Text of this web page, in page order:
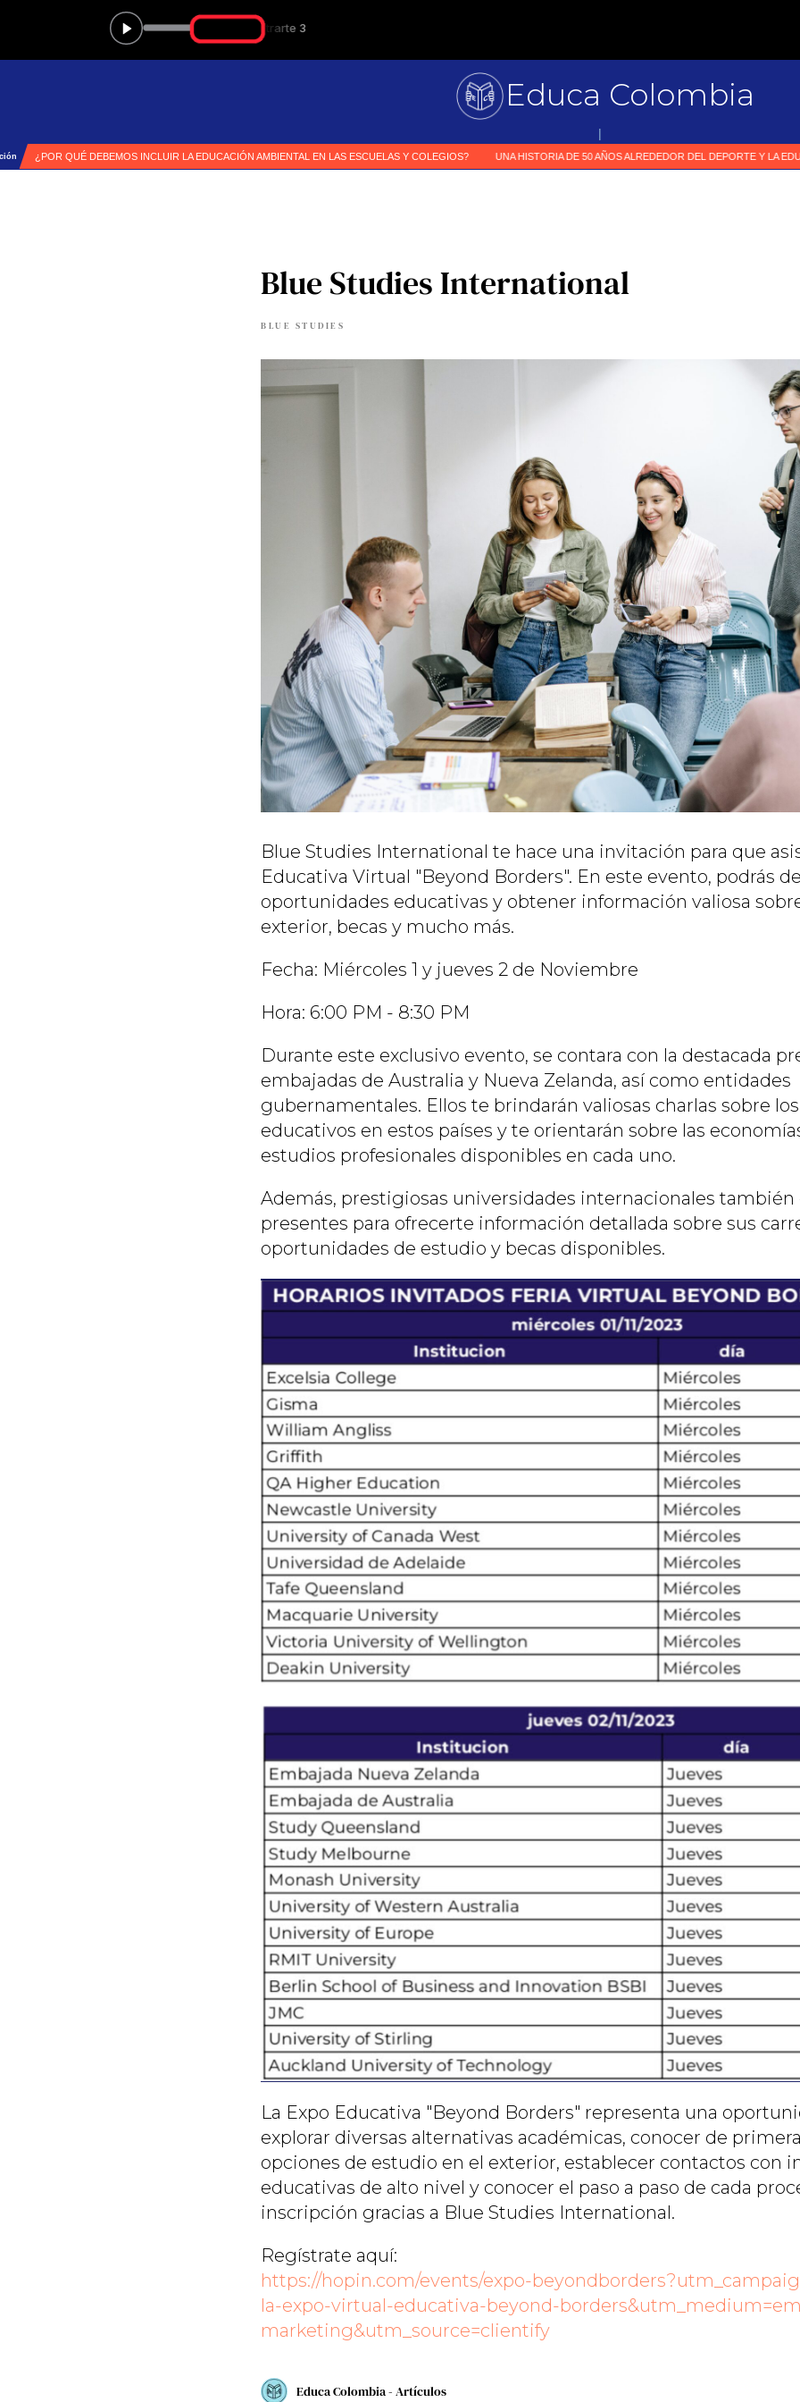
Educa Colombia
Blue Studies International
BLUE STUDIES
Blue Studies International te hace una invitación para que
Educativa Virtual "Beyond Borders". En este evento, podrás
oportunidades educativas y obtener información valiosa
exterior, becas y mucho más.
Fecha: Miércoles 1 y jueves 2 de Noviembre
Hora: 6:00 PM - 8:30 PM
Durante este exclusivo evento, se contara con la destacada
embajadas de Australia y Nueva Zelanda, así como entidades
gubernamentales. Ellos te brindarán valiosas charlas sobre
educativos en estos países y te orientarán sobre las
estudios profesionales disponibles en cada uno.
Además, prestigiosas universidades internacionales también
presentes para ofrecerte información detallada sobre sus
oportunidades de estudio y becas disponibles.
La Expo Educativa "Beyond Borders" representa una
explorar diversas alternativas académicas, conocer de
opciones de estudio en el exterior, establecer contactos con
educativas de alto nivel y conocer el paso a paso de cada
inscripción gracias a Blue Studies International.
Regístrate aquí:
https://hopin.com/events/expo-
la-expo-virtual-educativa-beyond-
marketing&utm_source=clientify
Educa Colombia - Artículos